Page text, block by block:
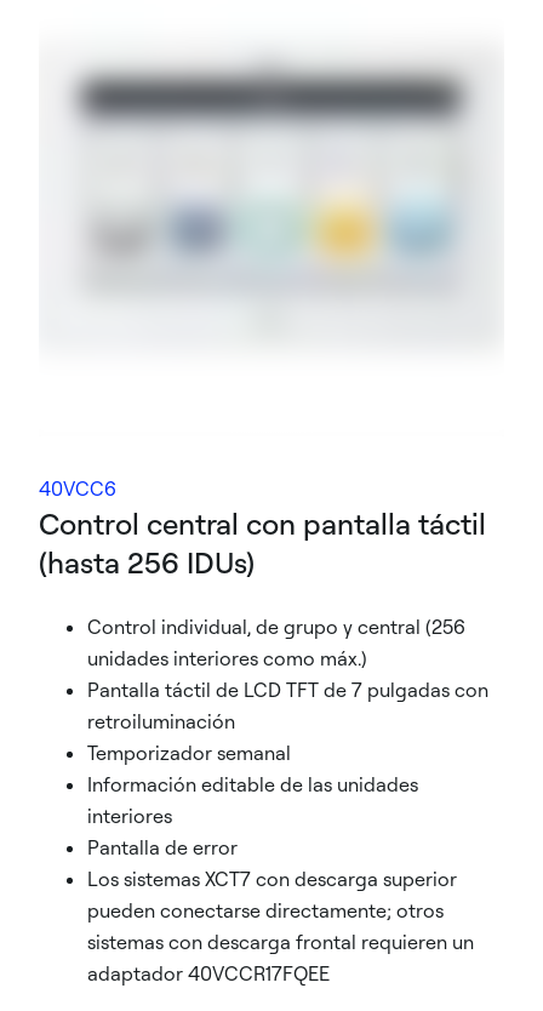
40VCC6
Control central con pantalla táctil
(hasta 256 IDUs)
Control individual, de grupo y central (256
unidades interiores como máx.)
Pantalla táctil de LCD TFT de 7 pulgadas con
retroiluminación
Temporizador semanal
Información editable de las unidades
interiores
Pantalla de error
Los sistemas XCT7 con descarga superior
pueden conectarse directamente; otros
sistemas con descarga frontal requieren un
adaptador 40VCCR17FQEE